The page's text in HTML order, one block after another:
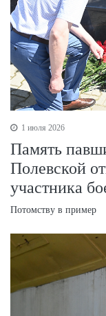
1 июля 2026
Память
Полевской
участника
Потомству в пример